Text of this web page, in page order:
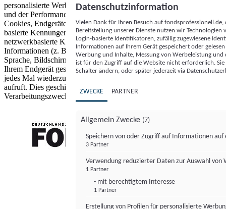
personalisierte Werbung und Inhalte, Messung von Werbeleistung
und der Performance von Inhalten sowie Zielgruppenforschung.
Cookies, Endgeräte- oder ähnliche Online-Kennungen (z. B. login-
basierte Kennungen, zufällig generierte Kennungen,
netzwerkbasierte Kennungen) können zusammen mit anderen
Informationen (z. B. Browsertyp und Browserinformationen,
Sprache, Bildschirmgröße, unterstützte Technologien usw.) auf
Ihrem Endgerät gespeichert oder von dort ausgelesen werden, um es
jedes Mal wiederzuerkennen, wenn es eine App oder einer Webseite
aufruft. Dies geschieht für einen oder mehrere der hier aufgeführten
Verarbeitungszwecke.
Datenschutzinformation
Vielen Dank für Ihren Besuch auf
Bereitstellung unserer Dienste nutzen wir Technologien
Login-basierte Identifikatoren, zufällig zugewiesene
Informationen auf Ihrem Gerät gespeichert oder
Werbung und Inhalte, Messung von Werbeleistung
ist für den Zugriff auf die Website nicht erforderlich.
Schalter ändern, oder später jederzeit via
ZWECKE PARTNER
Allgemein Zwecke (7)
Speichern von oder Zugriff auf Informationen auf
3 Partner
Verwendung reduzierter Daten zur Auswahl von
1 Partner
- mit berechtigtem Interesse
1 Partner
Erstellung von Profilen für personalisierte
FONDS professionell